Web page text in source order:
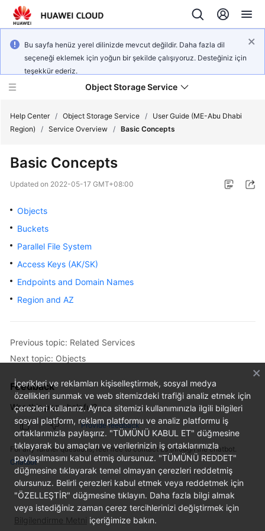
Bu sayfa henüz yerel dilinizde mevcut değildir. Daha fazla dil
seçeneği eklemek için yoğun bir şekilde çalışıyoruz. Desteğiniz için
teşekkür ederiz.
Object Storage Service
New
Notices
Service
Overview
Getting
User
Guide
Permissions
Configuration
Guide
Tools
Guide
Best
Practices
API
Help Center / Object Storage Service /
User Guide (ME-Abu Dhabi
Region)
/ Service Overview / Basic Concepts
Basic Concepts
Updated on 2022-05-17 GMT+08:00
Objects
Buckets
Parallel File System
Access Keys (AK/SK)
Endpoints and Domain Names
Region and AZ
Previous topic: Related Services
Next topic: Objects
Feedback
Was this page helpful?
Provide feedback
For any further questions, feel free to contact us through the chatbot.
Chatbot
İçerikleri ve reklamları kişiselleştirmek, sosyal medya
özellikleri sunmak ve web sitemizdeki trafiği analiz etmek için
çerezleri kullanırız. Ayrıca sitemizi kullanımınızla ilgili bilgileri
sosyal platform, reklam platformu ve analiz platformu iş
ortaklarımızla paylaşırız. "TÜMÜNÜ KABUL ET" düğmesine
tıklayarak bu amaçları ve verilerinizin iş ortaklarımızla
paylaşılmasını kabul etmiş olursunuz. "TÜMÜNÜ REDDET"
düğmesine tıklayarak temel olmayan çerezleri reddetmiş
olursunuz. Belirli çerezleri kabul etmek veya reddetmek için
"ÖZELLEŞTİR" düğmesine tıklayın. Daha fazla bilgi almak
veya istediğiniz zaman çerez tercihlerinizi değiştirmek için
Bilgilendirme Metni içeriğimize bakın.